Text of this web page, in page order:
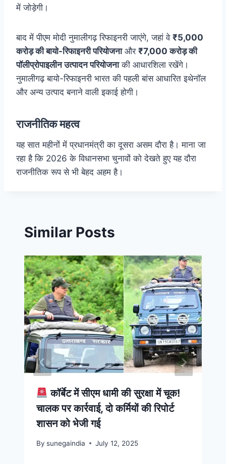
में जोड़ेगी।
बाद में पीएम मोदी नुमालीगढ़ रिफाइनरी जाएंगे, जहां वे ₹5,000
करोड़ की बायो-रिफाइनरी परियोजनाऔर ₹7,000 करोड़ की
पॉलीप्रोपाइलीन उत्पादन परियोजनाकी आधारशिला रखेंगे।
नुमालीगढ़ बायो-रिफाइनरी भारत की पहली बांस आधारित इथेनॉल
और अन्य उत्पाद बनाने वाली इकाई होगी।
राजनीतिक महत्व
यह सात महीनों में प्रधानमंत्री का दूसरा असम दौरा है। माना जा
रहा है कि 2026 के विधानसभा चुनावों को देखते हुए यह दौरा
राजनीतिक रूप से भी बेहद अहम है।
Similar Posts
कॉर्बेट में सीएम धामी की सुरक्षा में चूक!
चालक पर कार्रवाई, दो कर्मियों की रिपोर्ट
शासन को भेजी गई
By sunegaindia July 12, 2025